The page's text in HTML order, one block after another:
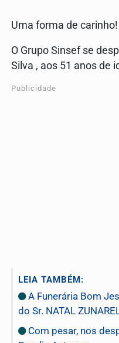
Uma forma de carinho!
O Grupo Sinsef se
Silva , aos 51 anos de
Publicidade
LEIA TAMBÉM:
A Funerária Bom
do Sr. NATAL
Com pesar, nos